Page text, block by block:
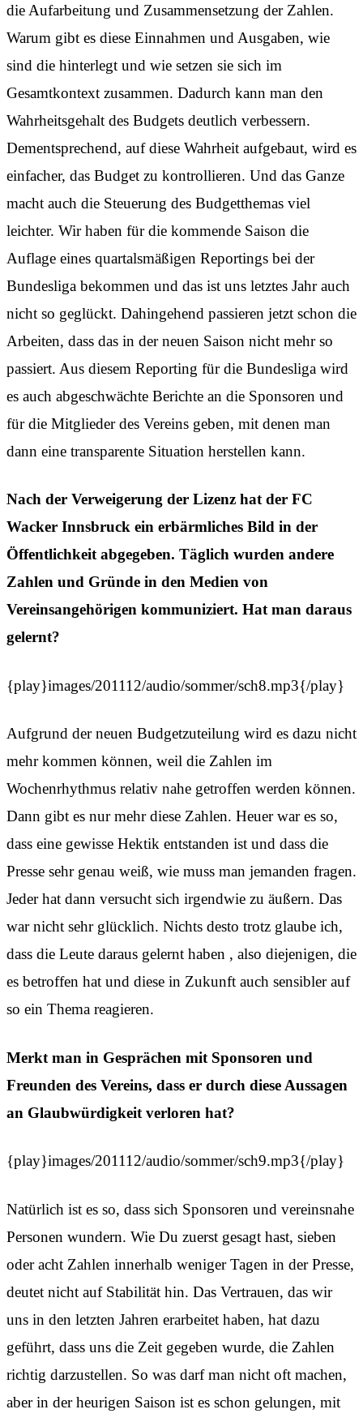
die Aufarbeitung und Zusammensetzung der Zahlen.
Warum gibt es diese Einnahmen und Ausgaben, wie
sind die hinterlegt und wie setzen sie sich im
Gesamtkontext zusammen. Dadurch kann man den
Wahrheitsgehalt des Budgets deutlich verbessern.
Dementsprechend, auf diese Wahrheit aufgebaut, wird es
einfacher, das Budget zu kontrollieren. Und das Ganze
macht auch die Steuerung des Budgetthemas viel
leichter. Wir haben für die kommende Saison die
Auflage eines quartalsmäßigen Reportings bei der
Bundesliga bekommen und das ist uns letztes Jahr auch
nicht so geglückt. Dahingehend passieren jetzt schon die
Arbeiten, dass das in der neuen Saison nicht mehr so
passiert. Aus diesem Reporting für die Bundesliga wird
es auch abgeschwächte Berichte an die Sponsoren und
für die Mitglieder des Vereins geben, mit denen man
dann eine transparente Situation herstellen kann.
Nach der Verweigerung der Lizenz hat der FC
Wacker Innsbruck ein erbärmliches Bild in der
Öffentlichkeit abgegeben. Täglich wurden andere
Zahlen und Gründe in den Medien von
Vereinsangehörigen kommuniziert. Hat man daraus
gelernt?
{play}images/201112/audio/sommer/sch8.mp3{/play}
Aufgrund der neuen Budgetzuteilung wird es dazu nicht
mehr kommen können, weil die Zahlen im
Wochenrhythmus relativ nahe getroffen werden können.
Dann gibt es nur mehr diese Zahlen. Heuer war es so,
dass eine gewisse Hektik entstanden ist und dass die
Presse sehr genau weiß, wie muss man jemanden fragen.
Jeder hat dann versucht sich irgendwie zu äußern. Das
war nicht sehr glücklich. Nichts desto trotz glaube ich,
dass die Leute daraus gelernt haben , also diejenigen, die
es betroffen hat und diese in Zukunft auch sensibler auf
so ein Thema reagieren.
Merkt man in Gesprächen mit Sponsoren und
Freunden des Vereins, dass er durch diese Aussagen
an Glaubwürdigkeit verloren hat?
{play}images/201112/audio/sommer/sch9.mp3{/play}
Natürlich ist es so, dass sich Sponsoren und vereinsnahe
Personen wundern. Wie Du zuerst gesagt hast, sieben
oder acht Zahlen innerhalb weniger Tagen in der Presse,
deutet nicht auf Stabilität hin. Das Vertrauen, das wir
uns in den letzten Jahren erarbeitet haben, hat dazu
geführt, dass uns die Zeit gegeben wurde, die Zahlen
richtig darzustellen. So was darf man nicht oft machen,
aber in der heurigen Saison ist es schon gelungen, mit